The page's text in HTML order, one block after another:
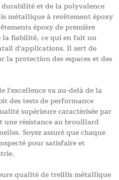
durabilité et de la polyvalence
métallique à revêtement époxy
époxy de première
fiabilité, ce qui en fait un
d'applications. Il sert de
la protection des espaces et des
l'excellence va au-delà de la
des tests de performance
supérieure caractérisée par
une résistance au brouillard
Soyez assuré que chaque
pour satisfaire et
qualité de treillis métallique